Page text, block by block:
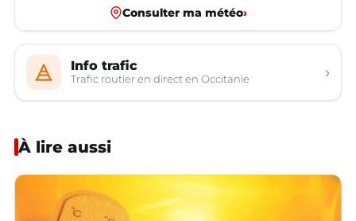
Consulter ma météo›
Info trafic
Trafic routier en direct en Occitanie ›
À lire aussi